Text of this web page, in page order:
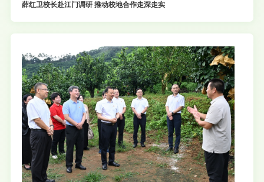
薛红卫校长赴江门调研 推动校地合作走深走实